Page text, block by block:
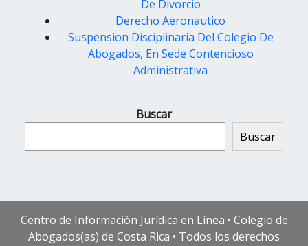
De Divorcio
Derecho Aeronautico
Suspension Disciplinaria Del Colegio De
Abogados, En Sede Contencioso
Administrativa
Buscar
Buscar
Centro de Información Jurídica en Línea • Colegio de
Abogados(as) de Costa Rica • Todos los derechos